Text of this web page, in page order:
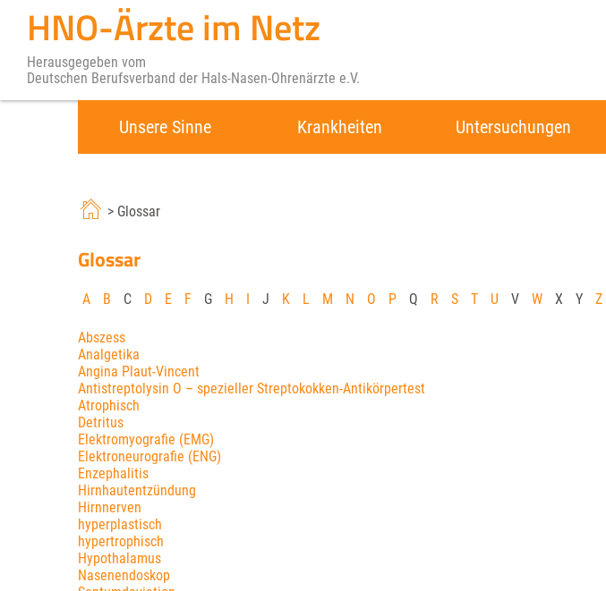
HNO-Ärzte im Netz
Herausgegeben vom
Deutschen Berufsverband der Hals-Nasen-Ohrenärzte e.V.
Unsere Sinne Krankheiten Untersuchungen
> Glossar
Glossar
A B C D E F G H I J K L M N O P Q R S T U V W X Y Z
Abszess
Analgetika
Angina Plaut-Vincent
Antistreptolysin O – spezieller Streptokokken-Antikörpertest
Atrophisch
Detritus
Elektromyografie (EMG)
Elektroneurografie (ENG)
Enzephalitis
Hirnhautentzündung
Hirnnerven
hyperplastisch
hypertrophisch
Hypothalamus
Nasenendoskop